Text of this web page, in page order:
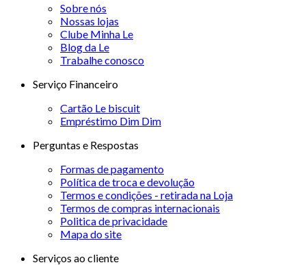
Sobre nós
Nossas lojas
Clube Minha Le
Blog da Le
Trabalhe conosco
Serviço Financeiro
Cartão Le biscuit
Empréstimo Dim Dim
Perguntas e Respostas
Formas de pagamento
Política de troca e devolução
Termos e condições - retirada na Loja
Termos de compras internacionais
Politica de privacidade
Mapa do site
Serviços ao cliente